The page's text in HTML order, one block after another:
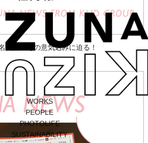
WORKS
PEOPLE
PHOTOLIFE
SUSTAINABILITY
就任！その意気込みに迫る！